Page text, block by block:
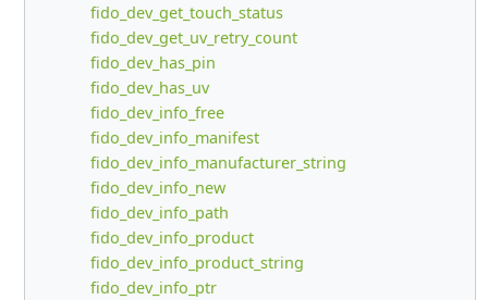
fido_dev_get_touch_status
fido_dev_get_uv_retry_count
fido_dev_has_pin
fido_dev_has_uv
fido_dev_info_free
fido_dev_info_manifest
fido_dev_info_manufacturer_string
fido_dev_info_new
fido_dev_info_path
fido_dev_info_product
fido_dev_info_product_string
fido_dev_info_ptr